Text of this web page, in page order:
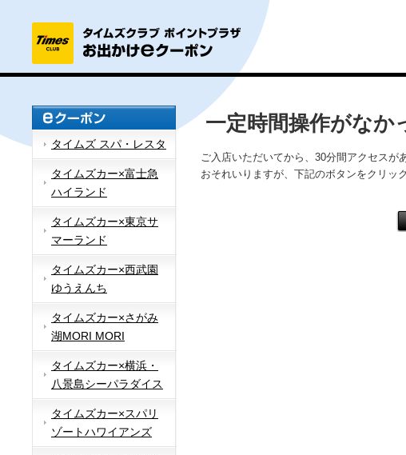
タイムズ スパ・レスタ
タイムズカー×富士急
ハイランド
タイムズカー×東京サ
マーランド
タイムズカー×西武園
ゆうえんち
タイムズカー×さがみ
湖MORI MORI
タイムズカー×横浜・
八景島シーパラダイス
タイムズカー×スパリ
ゾートハワイアンズ
一定時間操作がなか
ご入店いただいてから、30分間アクセスが
おそれいりますが、下記のボタンをクリッ